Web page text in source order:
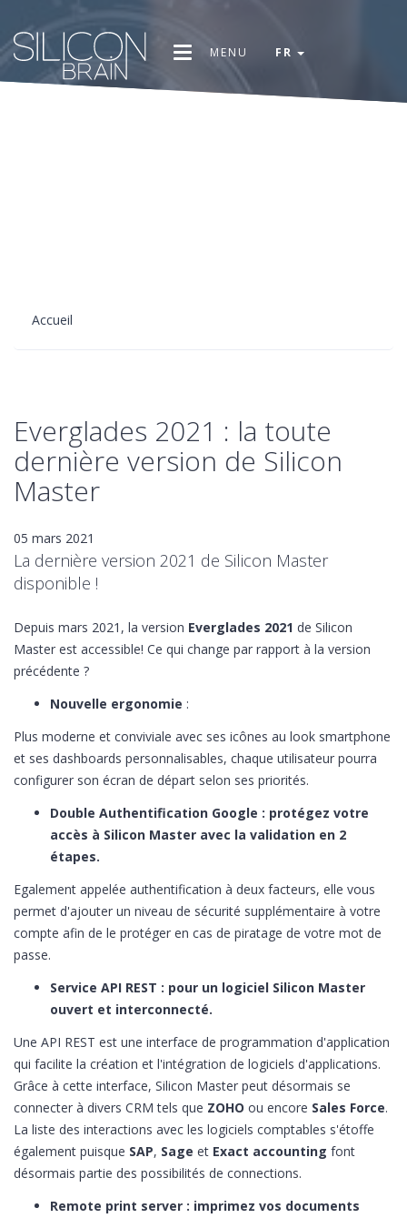
MENU FR
Accueil
Everglades 2021 : la toute
dernière version de Silicon
Master
05 mars 2021
La dernière version 2021 de Silicon Master
disponible !
Depuis mars 2021, la version Everglades 2021 de Silicon
Master est accessible! Ce qui change par rapport à la version
précédente ?
Nouvelle ergonomie :
Plus moderne et conviviale avec ses icônes au look smartphone
et ses dashboards personnalisables, chaque utilisateur pourra
configurer son écran de départ selon ses priorités.
Double Authentification Google : protégez votre
accès à Silicon Master avec la validation en 2
étapes.
Egalement appelée authentification à deux facteurs, elle vous
permet d'ajouter un niveau de sécurité supplémentaire à votre
compte afin de le protéger en cas de piratage de votre mot de
passe.
Service API REST : pour un logiciel Silicon Master
ouvert et interconnecté.
Une API REST est une interface de programmation d'application
qui facilite la création et l'intégration de logiciels d'applications.
Grâce à cette interface, Silicon Master peut désormais se
connecter à divers CRM tels que ZOHO ou encore Sales Force.
La liste des interactions avec les logiciels comptables s'étoffe
également puisque SAP, Sage et Exact accounting font
désormais partie des possibilités de connections.
Remote print server : imprimez vos documents